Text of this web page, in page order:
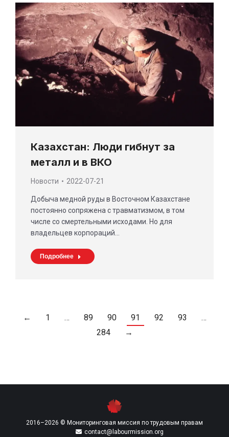
Казахстан: Люди гибнут за
металл и в ВКО
Новости 2022-07-21
Добыча медной руды в Восточном Казахстане
постоянно сопряжена с травматизмом, в том
числе со смертельными исходами. Но для
владельцев корпораций…
Подробнее
← 1 … 89 90 91 92 93
…
284
→
2016–2026 © Мониторинговая миссия по трудовым правам
contact@labourmission.org